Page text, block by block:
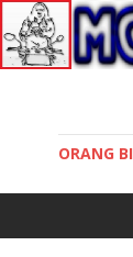
ORANG